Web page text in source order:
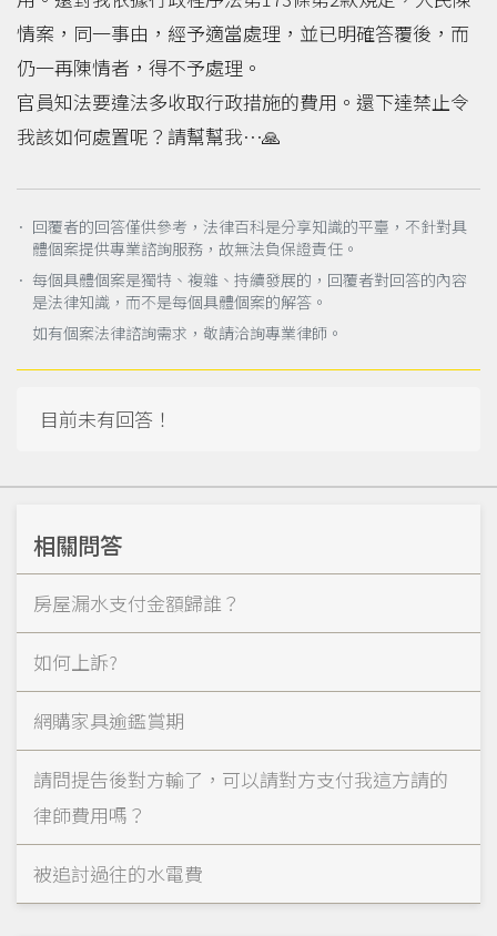
情案，同一事由，經予適當處理，並已明確答覆後，而
仍一再陳情者，得不予處理。
官員知法要違法多收取行政措施的費用。還下達禁止令
我該如何處置呢？請幫幫我⋯🙏
． 回覆者的回答僅供參考，法律百科是分享知識的平臺，不針對具
體個案提供專業諮詢服務，故無法負保證責任。
． 每個具體個案是獨特、複雜、持續發展的，回覆者對回答的內容
是法律知識，而不是每個具體個案的解答。
如有個案法律諮詢需求，敬請洽詢專業律師。
目前未有回答！
相關問答
房屋漏水支付金額歸誰？
如何上訴?
網購家具逾鑑賞期
請問提告後對方輸了，可以請對方支付我這方請的
律師費用嗎？
被追討過往的水電費